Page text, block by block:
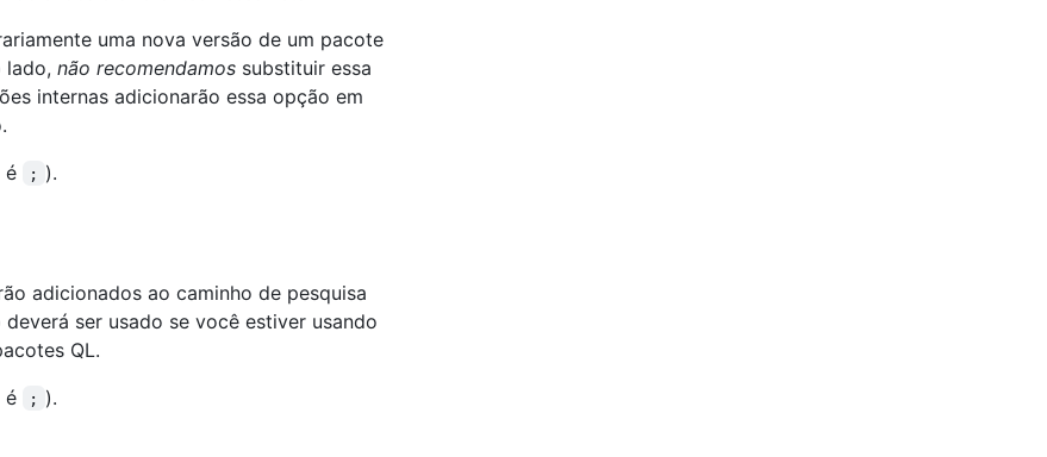
uma nova versão de um pacote
lado, não recomendamos substituir essa
internas adicionarão essa opção em
é
; ).
adicionados ao caminho de pesquisa
ser usado se você estiver usando
QL.
é
; ).